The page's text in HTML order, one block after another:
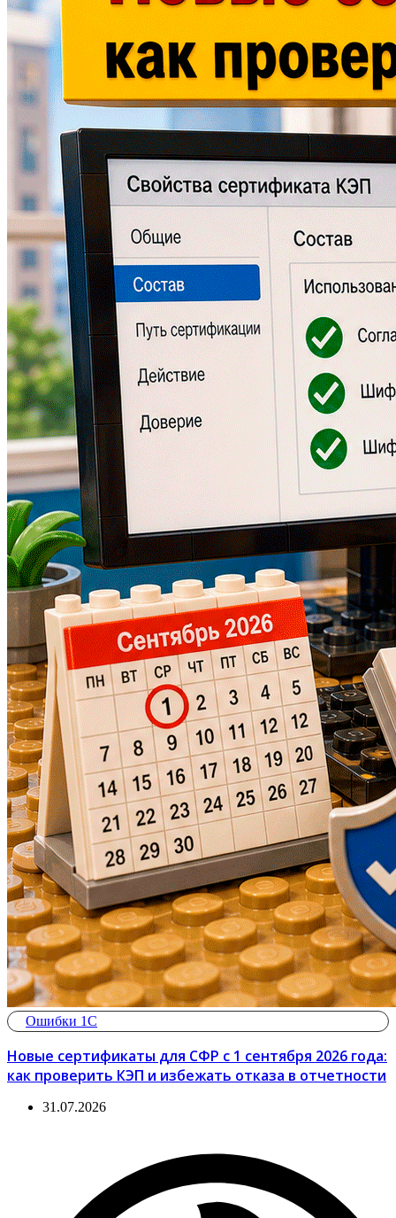
Ошибки 1С
Новые сертификаты для СФР с 1 сентября 2026 года:
как проверить КЭП и избежать отказа в отчетности
31.07.2026